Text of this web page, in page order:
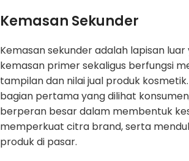
Kemasan Sekunder
Kemasan sekunder adalah lapisan
kemasan primer sekaligus berfungsi
tampilan dan nilai jual produk
bagian pertama yang dilihat
berperan besar dalam membentuk
memperkuat citra brand, serta
produk di pasar.